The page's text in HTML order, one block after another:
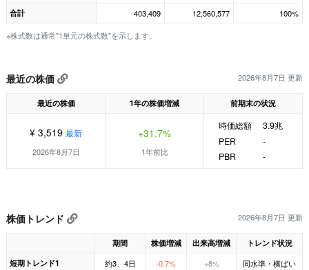
合計 403,409 12,560,577
100%
※株式数は通常"1単元の株式数"を示します。
最近の株価 2026年8月7日 更新
最近の株価 1年の株価増減 前期末の状況
¥ 3,519 最新
2026年8月7日
+31.7%
1年前比
時価総額
3.9兆
PER
-
PBR
-
株価トレンド 2026年8月7日 更新
期間 株価増減 出来高増減
トレンド状況
短期トレンド1
約3、4日 -0.7% +8% 同水準・横ばい